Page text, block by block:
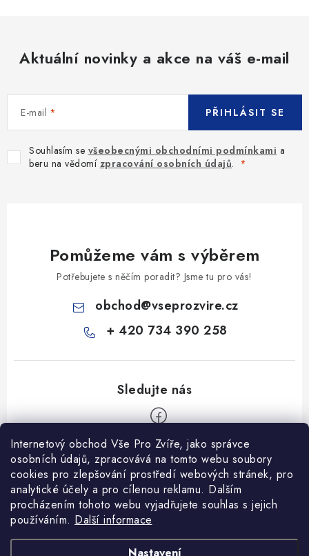
Internetový obchod Vše Pro Zvíře, jako správce
osobních údajů, zpracovává na tomto webu soubory
cookies pro zlepšování prostředí webových stránek, pro
analytické účely a pro cílenou reklamu. Dalším
procházením tohoto webu vyjadřujete souhlas s jejich
používáním. Další informace
Aktuální novinky a akce na váš e-mail
E-mail
Souhlasím se všeobecnými obchodními podmínkami a
beru na vědomí zpracování osobních údajů.
PŘIHLÁSIT SE
Pomůžeme vám s výběrem
Potřebujete s něčím poradit? Jsme tu pro vás!
obchod@vseprozvire.cz
+ 420 734 390 258
Informace pro Vás
Ceník dopravy
Kontakty
Heuréka recenze